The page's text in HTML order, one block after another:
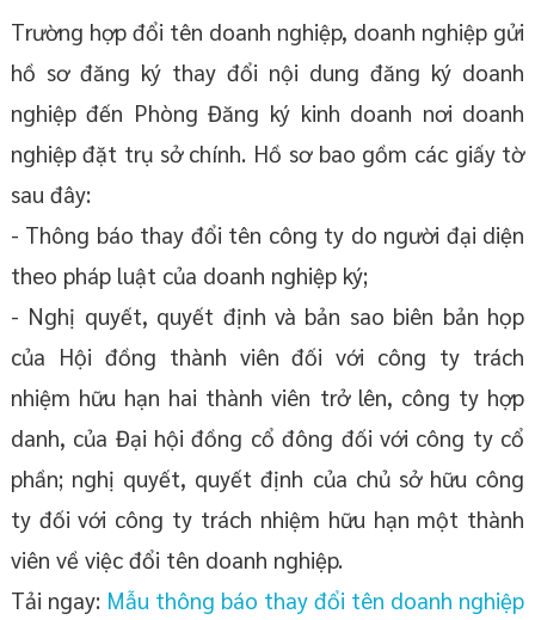
Trường hợp đổi tên doanh nghiệp, doanh nghiệp gửi
hồ sơ đăng ký thay đổi nội dung đăng ký doanh
nghiệp đến Phòng Đăng ký kinh doanh nơi doanh
nghiệp đặt trụ sở chính. Hồ sơ bao gồm các giấy tờ
sau đây:
- Thông báo thay đổi tên công ty do người đại diện
theo pháp luật của doanh nghiệp ký;
- Nghị quyết, quyết định và bản sao biên bản họp
của Hội đồng thành viên đối với công ty trách
nhiệm hữu hạn hai thành viên trở lên, công ty hợp
danh, của Đại hội đồng cổ đông đối với công ty cổ
phần; nghị quyết, quyết định của chủ sở hữu công
ty đối với công ty trách nhiệm hữu hạn một thành
viên về việc đổi tên doanh nghiệp.
Tải ngay: Mẫu thông báo thay đổi tên doanh nghiệp